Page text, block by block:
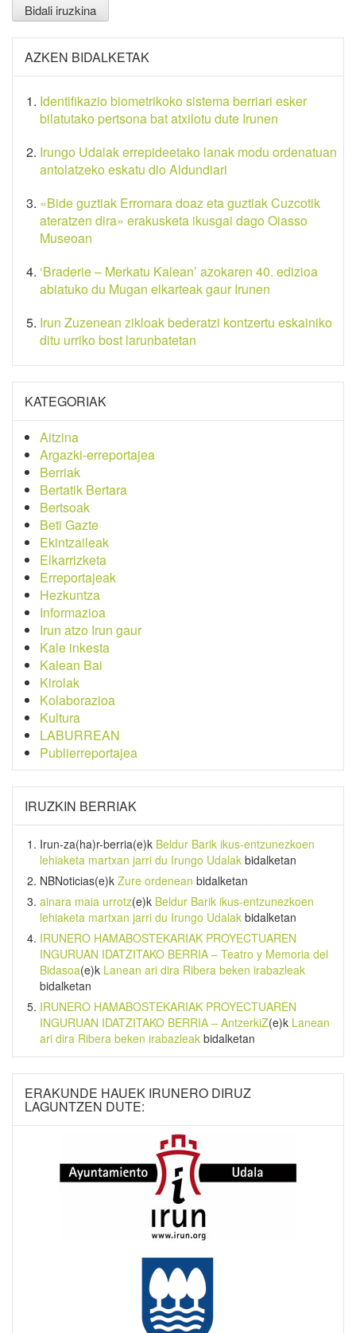
AZKEN BIDALKETAK
Identifikazio biometrikoko sistema berriari esker
bilatutako pertsona bat atxilotu dute Irunen
Irungo Udalak errepideetako lanak modu ordenatuan
antolatzeko eskatu dio Aldundiari
«Bide guztiak Erromara doaz eta guztiak Cuzcotik
ateratzen dira» erakusketa ikusgai dago Oiasso
Museoan
‘Braderie – Merkatu Kalean’ azokaren 40. edizioa
abiatuko du Mugan elkarteak gaur Irunen
Irun Zuzenean zikloak bederatzi kontzertu eskainiko
ditu urriko bost larunbatetan
KATEGORIAK
Aitzina
Argazki-erreportajea
Berriak
Bertatik Bertara
Bertsoak
Beti Gazte
Ekintzaileak
Elkarrizketa
Erreportajeak
Hezkuntza
Informazioa
Irun atzo Irun gaur
Kale inkesta
Kalean Bai
Kirolak
Kolaborazioa
Kultura
LABURREAN
Publierreportajea
IRUZKIN BERRIAK
Irun-za(ha)r-berria(e)k Beldur Barik ikus-entzunezkoen
lehiaketa martxan jarri du Irungo Udalak bidalketan
NBNoticias(e)k Zure ordenean bidalketan
ainara maia urrotz(e)k Beldur Barik ikus-entzunezkoen
lehiaketa martxan jarri du Irungo Udalak bidalketan
IRUNERO HAMABOSTEKARIAK PROYECTUAREN
INGURUAN IDATZITAKO BERRIA – Teatro y Memoria del
Bidasoa(e)k Lanean ari dira Ribera beken irabazleak
bidalketan
IRUNERO HAMABOSTEKARIAK PROYECTUAREN
INGURUAN IDATZITAKO BERRIA – AntzerkiZ(e)k Lanean
ari dira Ribera beken irabazleak bidalketan
ERAKUNDE HAUEK IRUNERO DIRUZ
LAGUNTZEN DUTE: